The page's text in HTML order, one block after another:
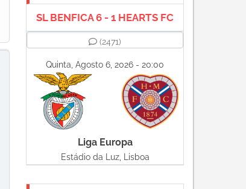
SL BENFICA 6 - 1 HEARTS FC
(2471)
Quinta, Agosto 6, 2026 - 20:00
Liga Europa
Estádio da Luz, Lisboa